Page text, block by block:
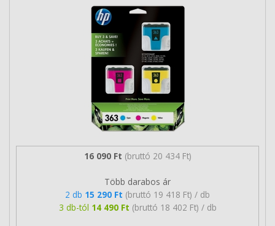
16 090 Ft (bruttó 20 434 Ft)
Több darabos ár
2 db 15 290 Ft (bruttó 19 418 Ft) / db
3 db-tól 14 490 Ft (bruttó 18 402 Ft) / db